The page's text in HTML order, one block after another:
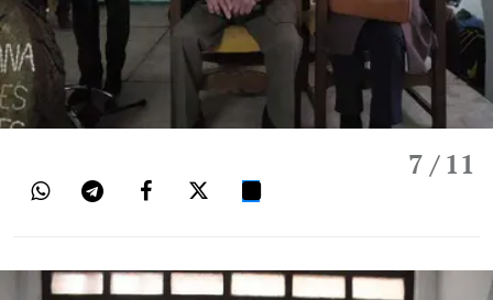
7 / 11